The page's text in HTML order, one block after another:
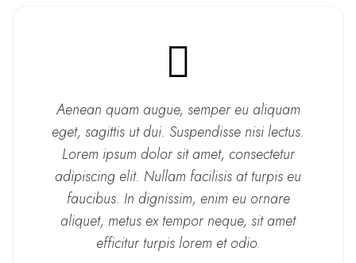
Aenean quam augue, semper eu aliquam
eget, sagittis ut dui. Suspendisse nisi lectus.
Lorem ipsum dolor sit amet, consectetur
adipiscing elit. Nullam facilisis at turpis eu
faucibus. In dignissim, enim eu ornare
aliquet, metus ex tempor neque, sit amet
efficitur turpis lorem et odio.